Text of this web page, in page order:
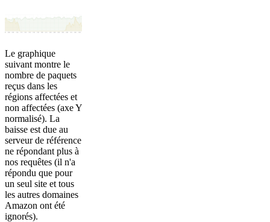
Le graphique
suivant montre le
nombre de paquets
reçus dans les
régions affectées et
non affectées (axe Y
normalisé). La
baisse est due au
serveur de référence
ne répondant plus à
nos requêtes (il n'a
répondu que pour
un seul site et tous
les autres domaines
Amazon ont été
ignorés).